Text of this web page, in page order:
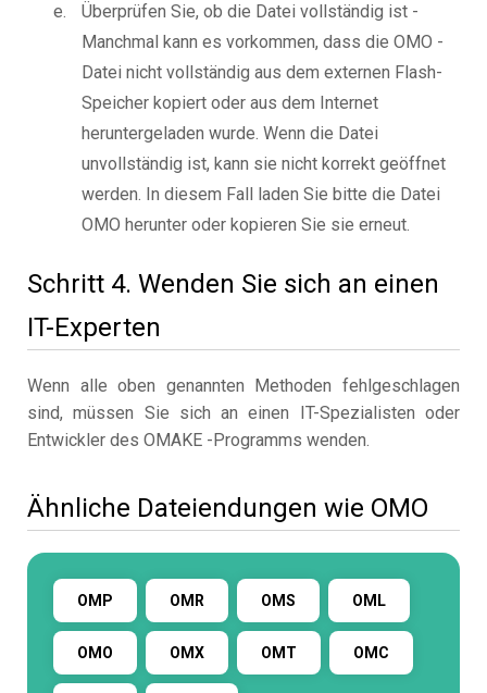
Überprüfen Sie, ob die Datei vollständig ist -
Manchmal kann es vorkommen, dass die OMO -
Datei nicht vollständig aus dem externen Flash-
Speicher kopiert oder aus dem Internet
heruntergeladen wurde. Wenn die Datei
unvollständig ist, kann sie nicht korrekt geöffnet
werden. In diesem Fall laden Sie bitte die Datei
OMO herunter oder kopieren Sie sie erneut.
Schritt 4. Wenden Sie sich an einen
IT-Experten
Wenn alle oben genannten Methoden fehlgeschlagen
sind, müssen Sie sich an einen IT-Spezialisten oder
Entwickler des OMAKE -Programms wenden.
Ähnliche Dateiendungen wie OMO
OMP OMR OMS OML
OMO OMX OMT OMC